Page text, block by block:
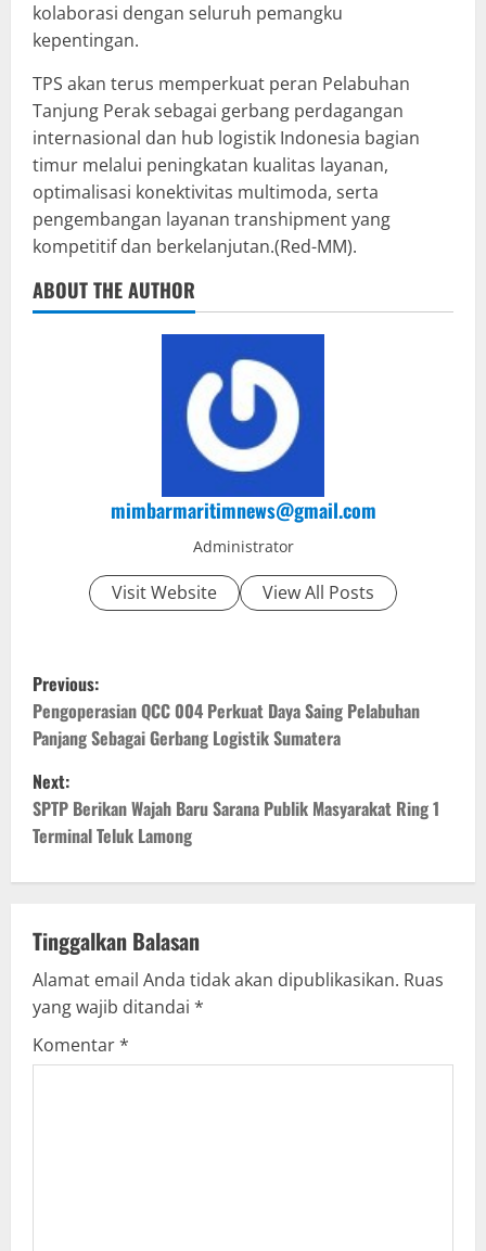
kolaborasi dengan seluruh pemangku
kepentingan.
TPS akan terus memperkuat peran Pelabuhan
Tanjung Perak sebagai gerbang perdagangan
internasional dan hub logistik Indonesia bagian
timur melalui peningkatan kualitas layanan,
optimalisasi konektivitas multimoda, serta
pengembangan layanan transhipment yang
kompetitif dan berkelanjutan.(Red-MM).
ABOUT THE AUTHOR
mimbarmaritimnews@gmail.com
Administrator
Visit Website View All Posts
P
o
s
t
n
v
i
g
Previous:
Pengoperasian QCC 004 Perkuat Daya Saing Pelabuhan
Panjang Sebagai Gerbang Logistik Sumatera
Next:
SPTP Berikan Wajah Baru Sarana Publik Masyarakat Ring 1
Terminal Teluk Lamong
Tinggalkan Balasan
Alamat email Anda tidak akan dipublikasikan. Ruas
yang wajib ditandai *
Komentar*